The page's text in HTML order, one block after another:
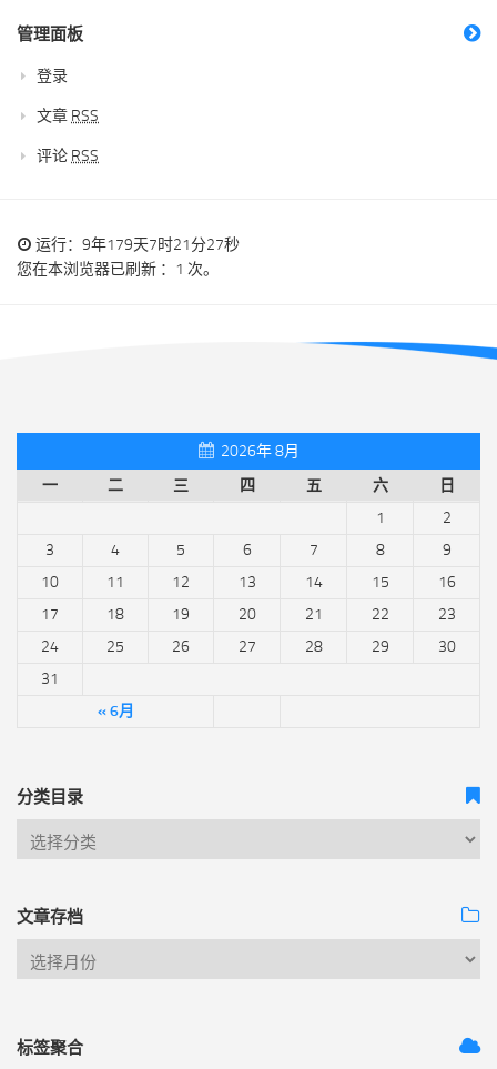
管理面板
登录
文章 RSS
评论 RSS
运行：9年179天7时21分27秒
您在本浏览器已刷新 ：1 次。
2026年 8月
一
二 三 四 五 六 日
« 6月
1
2
3
4 5 6 7 8
9
10
11 12 13 14 15
16
17
18 19 20 21 22
23
24
25 26 27 28 29
30
31
分类目录
文章存档
标签聚合